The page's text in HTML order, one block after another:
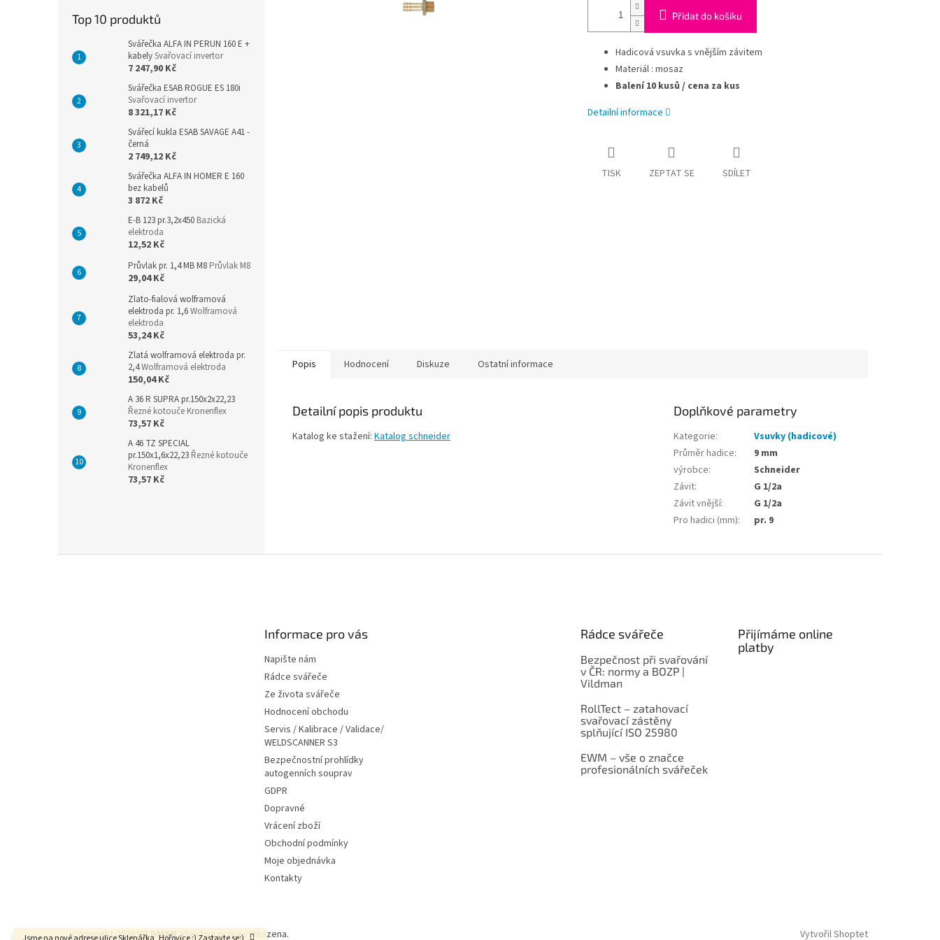
Top 10 produktů
Svářečka ALFA IN PERUN 160 E +
kabelySvařovací invertor
7 247,90 Kč
Svářečka ESAB ROGUE ES 180i
Svařovací invertor
8 321,17 Kč
Svářecí kukla ESAB SAVAGE A41 -
černá
2 749,12 Kč
Svářečka ALFA IN HOMER E 160
bez kabelů
3 872 Kč
E-B 123 pr.3,2x450 Bazická
elektroda
12,52 Kč
Průvlak pr. 1,4 MB M8 Průvlak M8
29,04 Kč
Zlato-fialová wolframová
elektroda pr. 1,6Wolframová
elektroda
53,24 Kč
Zlatá wolframová elektroda pr.
2,4Wolframová elektroda
150,04 Kč
A 36 R SUPRA pr.150x2x22,23
Řezné kotouče Kronenflex
73,57 Kč
A 46 TZ SPECIAL
pr.150x1,6x22,23 Řezné kotouče
Kronenflex
73,57 Kč
Přidat do košíku
Hadicová vsuvka s vnějším závitem
Materiál : mosaz
Balení 10 kusů / cena za kus
Detailní informace
TISK ZEPTAT SE SDÍLET
Popis Hodnocení Diskuze Ostatní informace
Detailní popis produktu
Katalog ke stažení: Katalog schneider
Doplňkové parametry
Kategorie:
Vsuvky (hadicové)
Průměr hadice:
9 mm
výrobce:
Schneider
Závit:
G 1/2a
Závit vnější:
G 1/2a
Pro hadici (mm): pr. 9
Informace pro vás
Napište nám
Rádce svářeče
Ze života svářeče
Hodnocení obchodu
Servis / Kalibrace / Validace/
WELDSCANNER S3
Bezpečnostní prohlídky
autogenních souprav
GDPR
Dopravné
Vrácení zboží
Obchodní podmínky
Moje objednávka
Kontakty
Rádce svářeče
Bezpečnost při svařování
v ČR: normy a BOZP |
Vildman
RollTect – zatahovací
svařovací zástěny
splňující ISO 25980
EWM – vše o značce
profesionálních svářeček
Přijímáme online
platby
Vytvořil Shoptet
Copyright 2026VILDMAN. Všechna práva vyhrazena.